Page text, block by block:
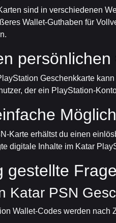
sind in verschiedenen
Wallet-Guthaben für
Geschenkkarte
der ein PlayStation-
Karte erhältst du einen
digitale Inhalte im Katar
gestellte
Katar PSN
Wallet-Codes werden nach